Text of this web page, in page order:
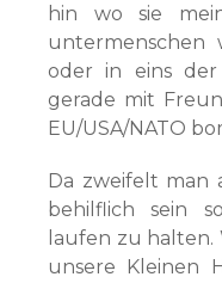
hin wo sie
untermenschen
oder in eins
gerade mit
EU/USA/NATO
Da zweifelt man
behilflich sein
laufen zu halten.
unsere Kleinen